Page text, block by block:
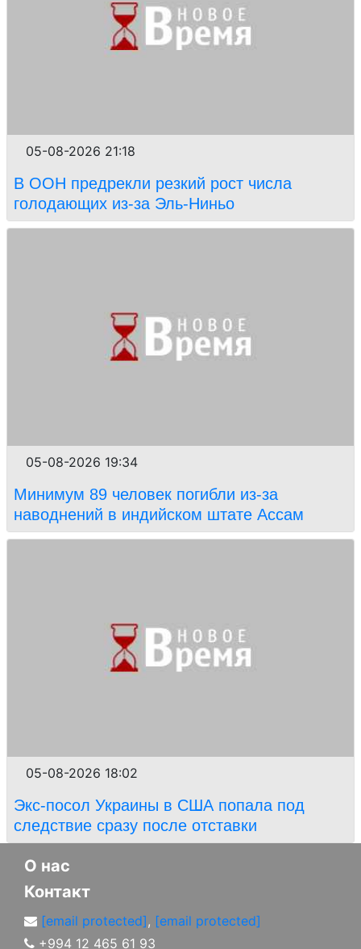
05-08-2026 21:18
В ООН предрекли резкий рост числа
голодающих из-за Эль-Ниньо
05-08-2026 19:34
Минимум 89 человек погибли из-за
наводнений в индийском штате Ассам
05-08-2026 18:02
Экс-посол Украины в США попала под
следствие сразу после отставки
О нас
Контакт
[email protected], [email protected]
+994 12 465 61 93